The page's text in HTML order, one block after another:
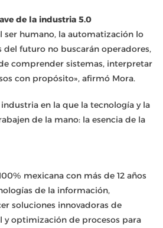
de la industria 5.0
ser humano, la automatización lo
del futuro no buscarán operadores,
comprender sistemas, interpretar
con propósito», afirmó Mora.
en la que la tecnología y la
de la mano: la esencia de la
mexicana con más de 12 años
de la información,
soluciones innovadoras de
optimización de procesos para